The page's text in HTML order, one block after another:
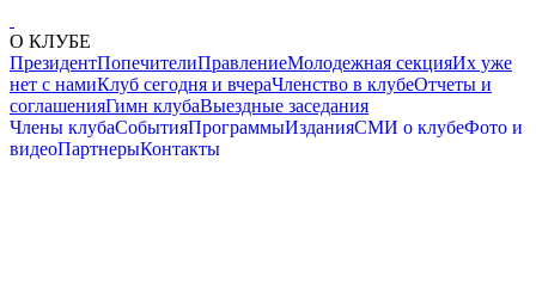
О КЛУБЕ
ПрезидентПопечителиПравлениеМолодежная секцияИх уже
нет с намиКлуб сегодня и вчераЧленство в клубеОтчеты и
соглашенияГимн клубаВыездные заседания
Члены клубаСобытияПрограммыИзданияСМИ о клубеФото и
видеоПартнерыКонтакты